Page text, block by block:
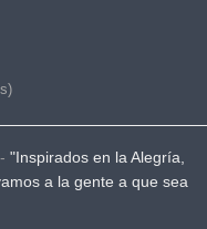
"Inspirados en la Alegría,
a la gente a que sea